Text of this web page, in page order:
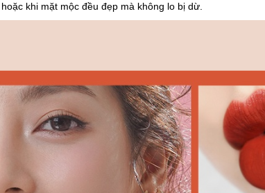
khi mặt mộc đều đẹp mà không lo bị dừ.